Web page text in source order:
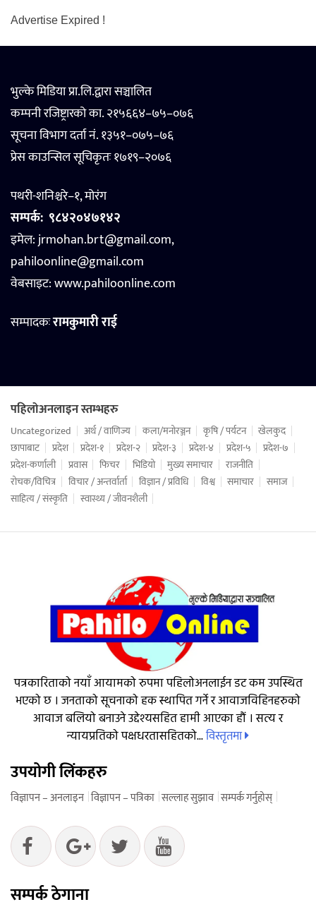
Advertise Expired !
भुल्के मिडिया प्रा.लि.द्वारा सञ्चालित
कम्पनी रजिष्ट्रारको का. २१५६६४–७५–०७६
सूचना विभाग दर्ता नं. १३५१–०७५–७६
प्रेस काउन्सिल सूचिकृतः १७१९–२०७६
पथरी-शनिश्चरे–१, मोरंग
सम्पर्क: ९८४२०४७१४२
इमेल: jrmohan.brt@gmail.com,
pahiloonline@gmail.com
वेबसाइट:www.pahiloonline.com
सम्पादकःरामकुमारी राई
पहिलोअनलाइन स्तम्भहरु
Uncategorized अर्थ / वाणिज्य कला/मनोरञ्जन कृषि / पर्यटन
खेलकुद
छापाबाट
प्रदेश प्रदेश-१ प्रदेश-२ प्रदेश-३ प्रदेश-४ प्रदेश-५
प्रदेश-७
प्रदेश-कर्णाली
प्रवास फिचर भिडियो मुख्य समाचार
राजनीति
रोचक/विचित्र
विचार / अन्तर्वार्ता विज्ञान / प्रविधि विश्व समाचार
समाज
साहित्य / संस्कृति
स्वास्थ्य / जीवनशैली
पत्रकारिताको नयाँ आयामको रुपमा पहिलोअनलाईन डट कम उपस्थित
भएको छ । जनताको सूचनाको हक स्थापित गर्ने र आवाजविहिनहरुको
आवाज बलियो बनाउने उद्देश्यसहित हामी आएका हौं । सत्य र
न्यायप्रतिको पक्षधरतासहितको...विस्तृतमा
उपयोगी लिंकहरु
विज्ञापन – अनलाइन विज्ञापन – पत्रिका सल्लाह सुझाव सम्पर्क गर्नुहोस्
सम्पर्क ठेगाना